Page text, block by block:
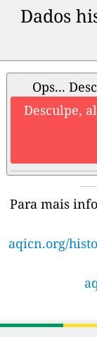
Dados
Ops...
Desculpe,
Para mais
aqicn.org/